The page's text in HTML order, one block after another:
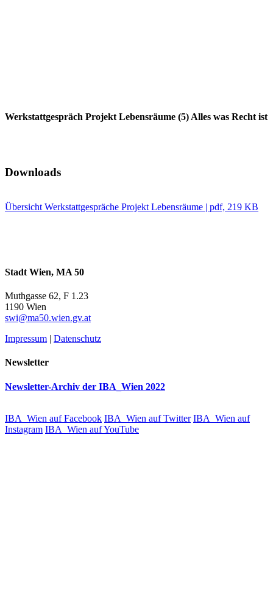
Werkstattgespräch Projekt Lebensräume (5) Alles was Recht ist
Downloads
Übersicht Werkstattgespräche Projekt Lebensräume | pdf, 219 KB
Stadt Wien, MA 50
Muthgasse 62, F 1.23
1190 Wien
swi@ma50.wien.gv.at
Impressum | Datenschutz
Newsletter
Newsletter-Archiv der IBA_Wien 2022
IBA_Wien auf Facebook IBA_Wien auf Twitter IBA_Wien auf
Instagram IBA_Wien auf YouTube